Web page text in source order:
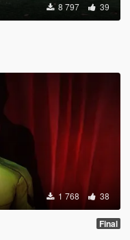
8 797 39
1 768 38
Final